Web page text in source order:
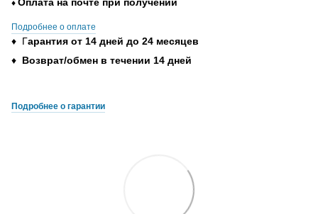
♦
Подробнее о оплате
♦ Гарантия от 14 дней до 24 месяцев
♦ Возврат/обмен в течении 14 дней
Подробнее о гарантии